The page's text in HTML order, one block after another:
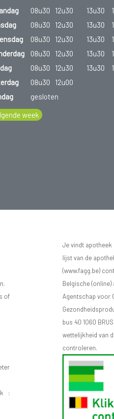
08u30 12u30 13u30
08u30 12u30 13u30
08u30 12u30 13u30
08u30 12u30 13u30
08u30 12u30 13u30
08u30
12u00
gesloten
week
of
:
Je vindt apotheek
lijst van de
(www.fagg.be)
Belgische
Agentschap voor
bus 40 1060
wettelijkheid van
controleren.